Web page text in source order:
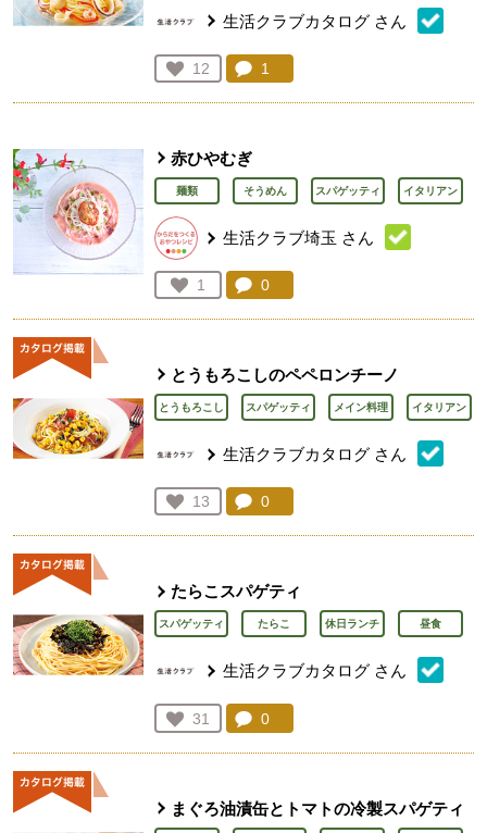
生活クラブカタログ さん
お気に入り登録：
12
人が登録
コメント：
1
赤ひやむぎ
麺類 そうめん スパゲッティ イタリアン
生活クラブ埼玉 さん
お気に入り登録：
1
人が登録
コメント：
0
とうもろこしのペペロンチーノ
とうもろこし スパゲッティ メイン料理 イタリアン
生活クラブカタログ さん
お気に入り登録：
13
人が登録
コメント：
0
たらこスパゲティ
スパゲッティ たらこ 休日ランチ 昼食
生活クラブカタログ さん
お気に入り登録：
31
人が登録
コメント：
0
まぐろ油漬缶とトマトの冷製スパゲティ